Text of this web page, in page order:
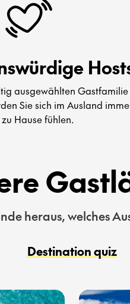
ausgewählten Gastfamilie
Sie sich im Ausland
Hause fühlen.
heraus, welches
Destination quiz